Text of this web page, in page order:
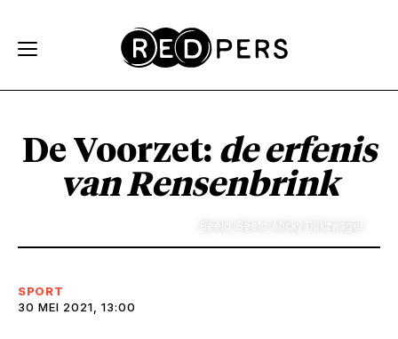
De Voorzet: de erfenis
van Rensenbrink
SPORT
30 MEI 2021, 13:00